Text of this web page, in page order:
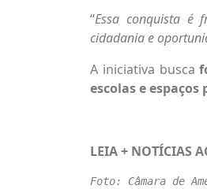
“Essa conquista é
cidadania e
A iniciativa busca
escolas e espaços
LEIA + NOTÍCIAS
Foto: Câmara de